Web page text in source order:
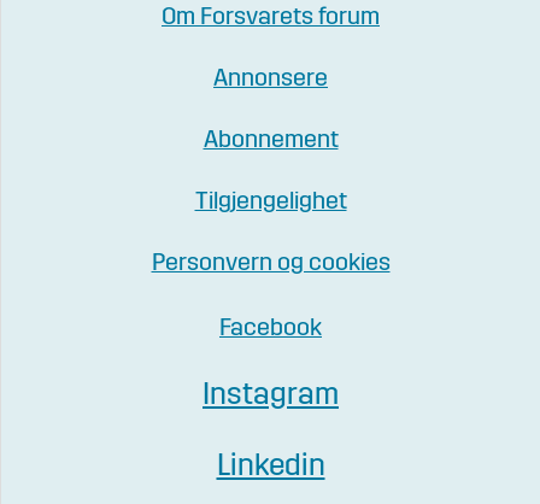
Om Forsvarets forum
Annonsere
Abonnement
Tilgjengelighet
Personvern og cookies
Facebook
Instagram
Linkedin